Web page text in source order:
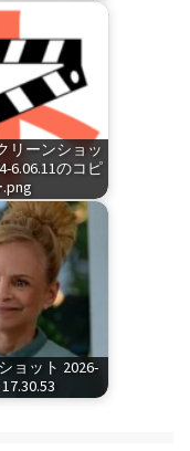
リーンショッ
6.06.11のコピ
ョット 2026-